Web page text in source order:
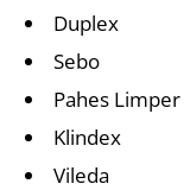
Duplex
Sebo
Pahes Limper
Klindex
Vileda